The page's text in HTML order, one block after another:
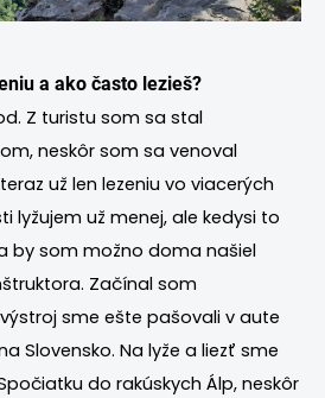
a ako často lezieš?
Z turistu som sa stal
neskôr som sa venoval
už len lezeniu vo viacerých
lyžujem už menej, ale kedysi to
by som možno doma našiel
Začínal som
sme ešte pašovali v aute
Slovensko. Na lyže a liezť sme
do rakúskych Álp, neskôr